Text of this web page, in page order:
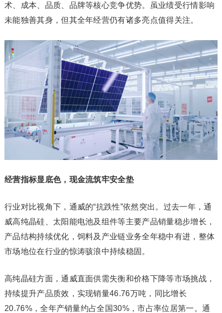
术、成本、品质、品牌等核心竞争优势。虽业绩受行情影响
未能独善其身，但其全年经营仍有诸多亮点值得关注。
经营指标显底色，现金流筑牢安全垫
行业对比视角下，通威的“抗跌性”依然突出。过去一年，通
威高纯晶硅、太阳能电池及组件等主要产品销量稳步增长，
产品结构持续优化，饲料及产业链业务全年稳中有进，整体
市场地位在行业的惊涛骇浪中持续稳固。
高纯晶硅方面，通威直面供需失衡和价格下降等市场挑战，
持续提升产品质效，实现销量46.76万吨，同比增长
20.76%，全年产销量约占全国30%，市占率位居第一。通